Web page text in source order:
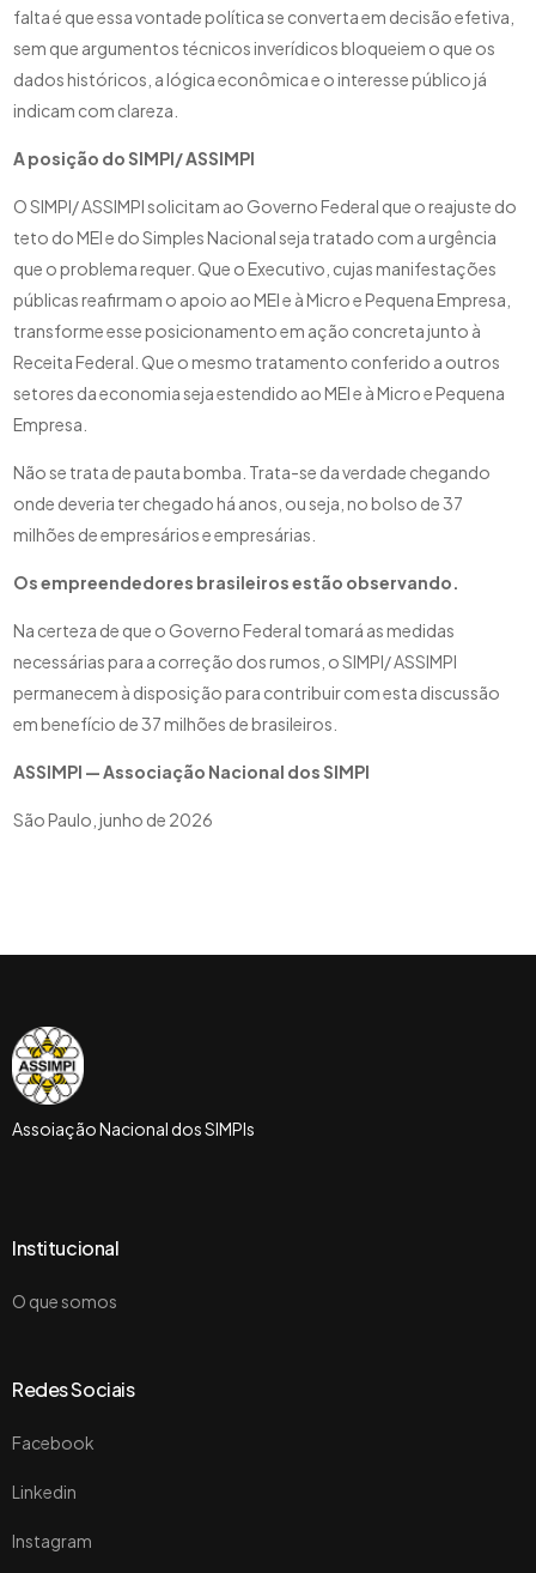
falta é que essa vontade política se converta em decisão efetiva,
sem que argumentos técnicos inverídicos bloqueiem o que os
dados históricos, a lógica econômica e o interesse público já
indicam com clareza.
A posição do SIMPI/ ASSIMPI
O SIMPI/ ASSIMPI solicitam ao Governo Federal que o reajuste do
teto do MEI e do Simples Nacional seja tratado com a urgência
que o problema requer. Que o Executivo, cujas manifestações
públicas reafirmam o apoio ao MEI e à Micro e Pequena Empresa,
transforme esse posicionamento em ação concreta junto à
Receita Federal. Que o mesmo tratamento conferido a outros
setores da economia seja estendido ao MEI e à Micro e Pequena
Empresa.
Não se trata de pauta bomba. Trata-se da verdade chegando
onde deveria ter chegado há anos, ou seja, no bolso de 37
milhões de empresários e empresárias.
Os empreendedores brasileiros estão observando.
Na certeza de que o Governo Federal tomará as medidas
necessárias para a correção dos rumos, o SIMPI/ ASSIMPI
permanecem à disposição para contribuir com esta discussão
em benefício de 37 milhões de brasileiros.
ASSIMPI — Associação Nacional dos SIMPI
São Paulo, junho de 2026
Assoiação Nacional dos SIMPIs
Institucional
O que somos
Redes Sociais
Facebook
Linkedin
Instagram